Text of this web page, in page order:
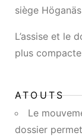
siège
L’assise et le
plus
ATOUTS
Le
dossier